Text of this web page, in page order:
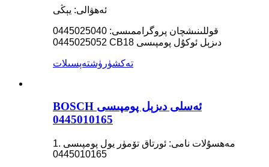
ئەھۋالى: يېڭى
قوللىنىشچان پروگراممىسى: 0445025040
0445025052 CB18 دىزېل ئوكۇل پومپىسى
تەكشۈرۈشتەپسىلات
BOSCH ئەسلى دىزېل پومپىسى
0445010165
1. مەھسۇلات نامى: ئورتاق تۆمۈر يول پومپىسى
0445010165